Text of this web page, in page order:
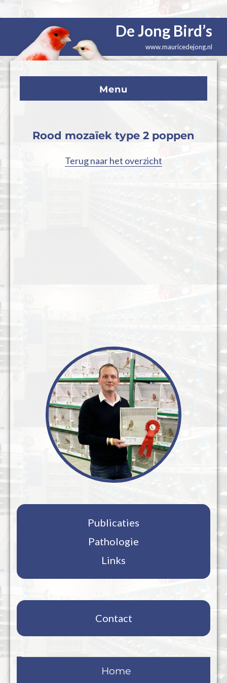
De Jong Bird’s
www.mauricedejong.nl
Menu
Rood mozaïek type 2 poppen
Terug naar het overzicht
Publicaties
Pathologie
Links
Contact
Home